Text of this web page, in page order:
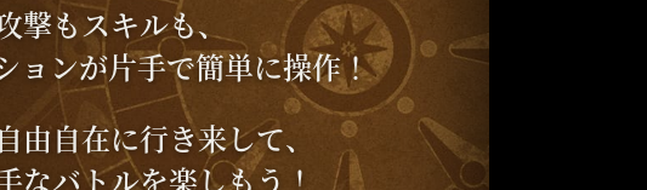
撃もスキルも、
ョンが片手で簡単に操作！
由自在に行き来して、
なバトルを楽しもう！